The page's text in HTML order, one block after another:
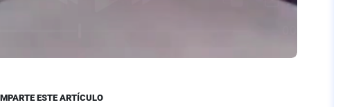
ESTE ARTÍCULO